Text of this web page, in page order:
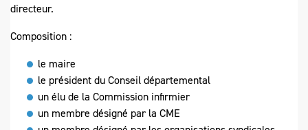
directeur.
Composition :
le maire
le président du Conseil départemental
un élu de la Commission infirmier
un membre désigné par la CME